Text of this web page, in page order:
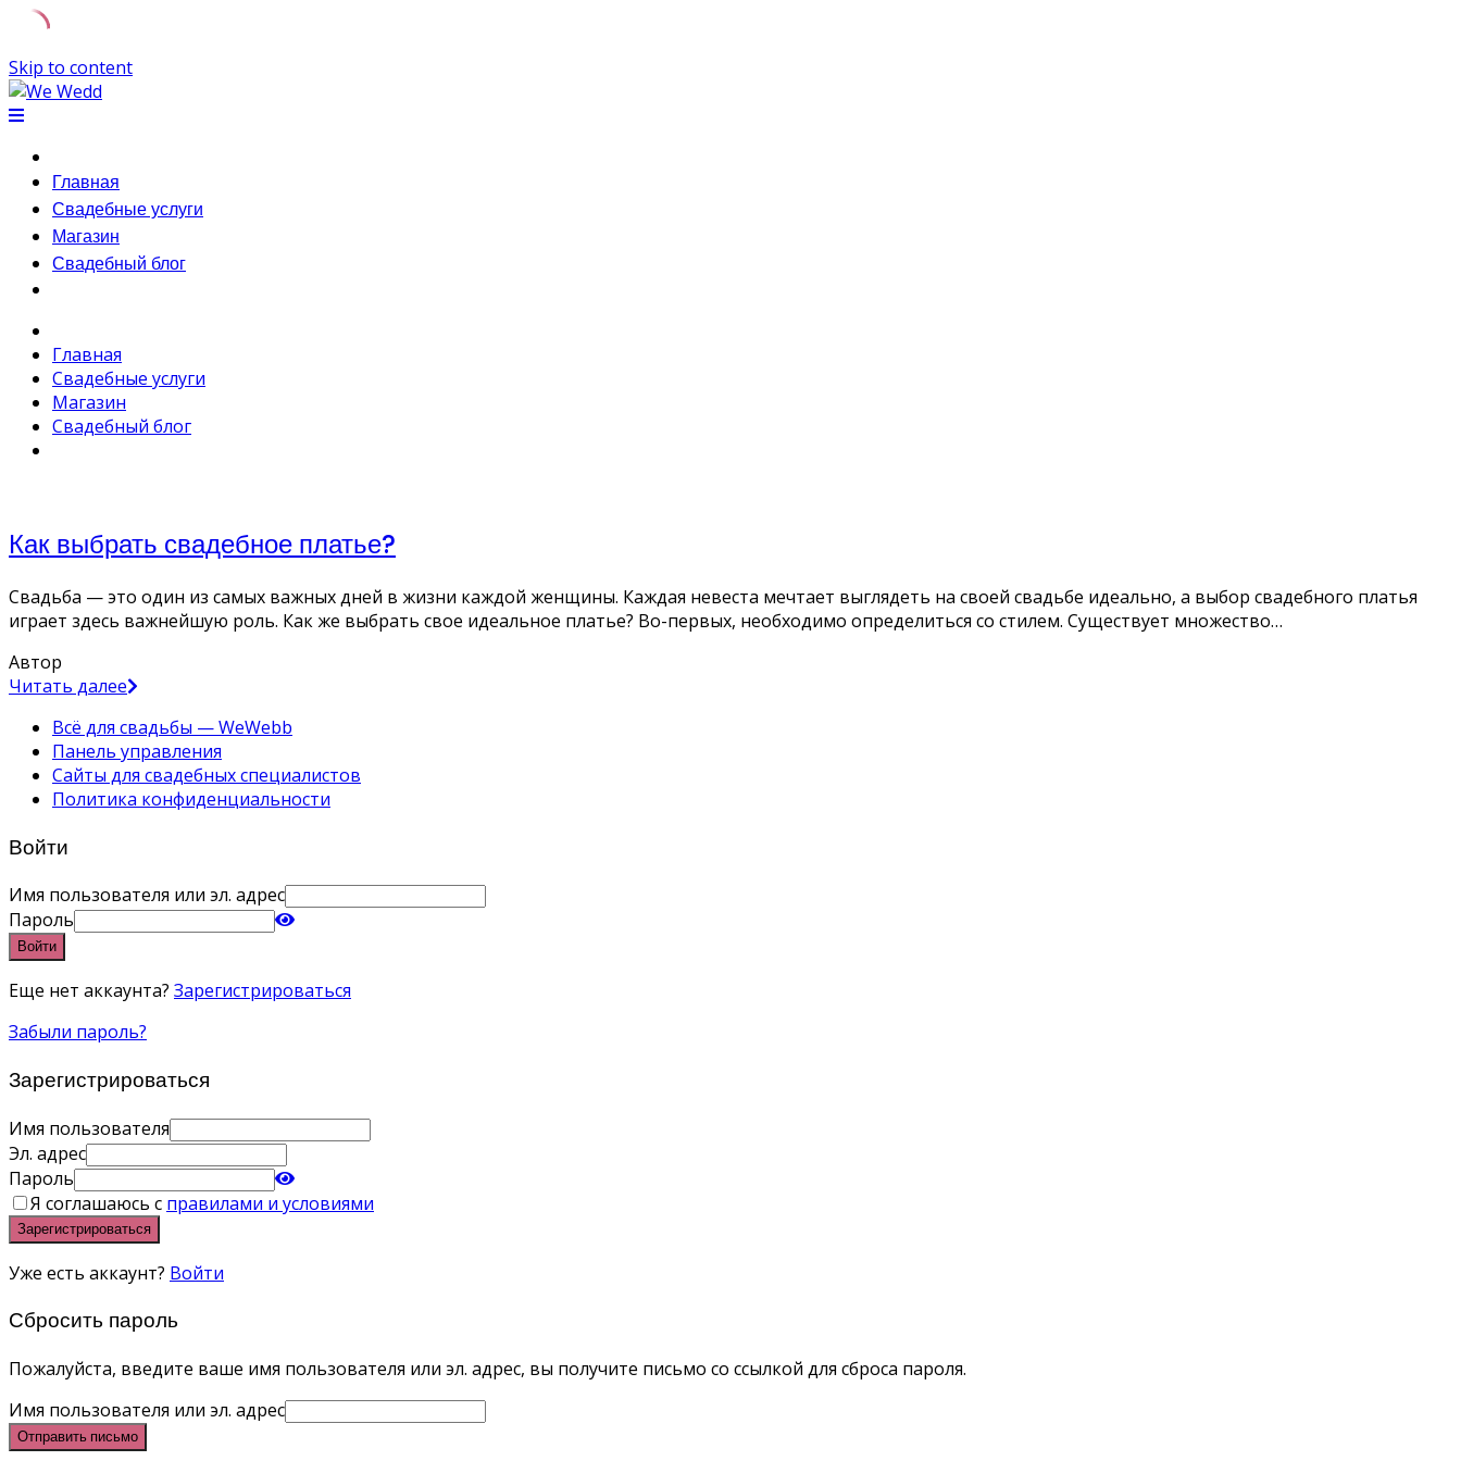
Skip to content
Главная
Свадебные услуги
Магазин
Свадебный блог
Главная
Свадебные услуги
Магазин
Свадебный блог
Как выбрать свадебное платье?
Свадьба — это один из самых важных дней в жизни каждой женщины. Каждая невеста мечтает выглядеть на своей свадьбе идеально, а выбор свадебного платья
играет здесь важнейшую роль. Как же выбрать свое идеальное платье? Во-первых, необходимо определиться со стилем. Существует множество…
Автор
Читать далее
Всё для свадьбы — WeWebb
Панель управления
Сайты для свадебных специалистов
Политика конфиденциальности
Войти
Имя пользователя или эл. адрес
Пароль
Войти
Еще нет аккаунта? Зарегистрироваться
Забыли пароль?
Зарегистрироваться
Имя пользователя
Эл. адрес
Пароль
Я соглашаюсь с правилами и условиями
Зарегистрироваться
Уже есть аккаунт? Войти
Сбросить пароль
Пожалуйста, введите ваше имя пользователя или эл. адрес, вы получите письмо со ссылкой для сброса пароля.
Имя пользователя или эл. адрес
Отправить письмо